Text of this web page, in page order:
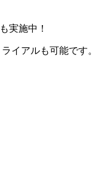
実施中！
アルも可能です